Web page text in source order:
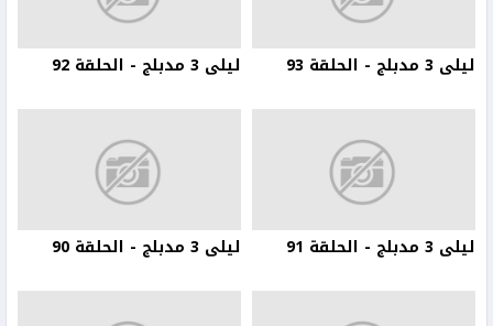
ليلى 3 مدبلج - الحلقة 93 ليلى 3 مدبلج - الحلقة 92
ليلى 3 مدبلج - الحلقة 91 ليلى 3 مدبلج - الحلقة 90